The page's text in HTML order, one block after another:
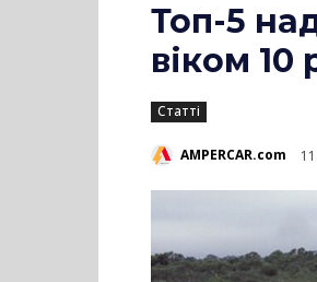
Топ-5
віком 10
Статті
AMPERCAR.com